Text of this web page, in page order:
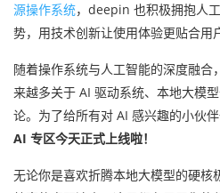
源操作系统，deepin 也积极拥抱人
势，用技术创新让使用体验更贴合用
随着操作系统与人工智能的深度融合
来越多关于 AI 驱动系统、本地大模
论。为了给所有对 AI 感兴趣的小伙伴
AI 专区今天正式上线啦！
无论你是喜欢折腾本地大模型的硬核